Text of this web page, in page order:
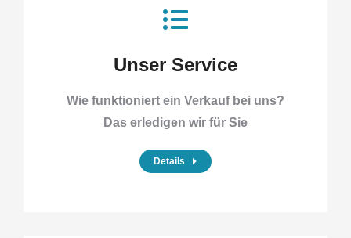
Unser Service
Wie funktioniert ein Verkauf bei uns?
Das erledigen wir für Sie
Details